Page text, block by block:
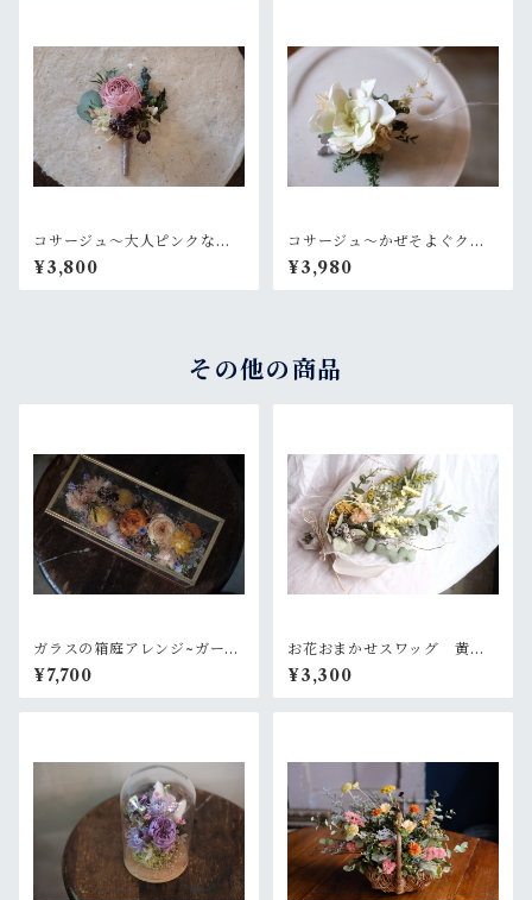
コサージュ〜大人ピンクなロ
ーズ
¥3,800
コサージュ〜かぜそよぐクチ
ナシ
¥3,980
その他の商品
ガラスの箱庭アレンジ~ガーデ
ンオレンジ
¥7,700
お花おまかせスワッグ 黄色×
グリーン系
¥3,300